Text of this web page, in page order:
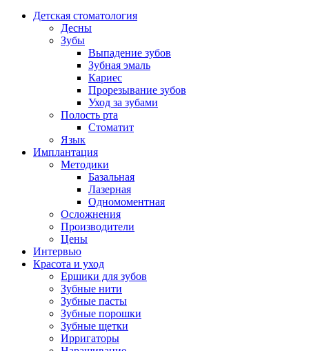
Детская стоматология
Десны
Зубы
Выпадение зубов
Зубная эмаль
Кариес
Прорезывание зубов
Уход за зубами
Полость рта
Стоматит
Язык
Имплантация
Методики
Базальная
Лазерная
Одномоментная
Осложнения
Производители
Цены
Интервью
Красота и уход
Ершики для зубов
Зубные нити
Зубные пасты
Зубные порошки
Зубные щетки
Ирригаторы